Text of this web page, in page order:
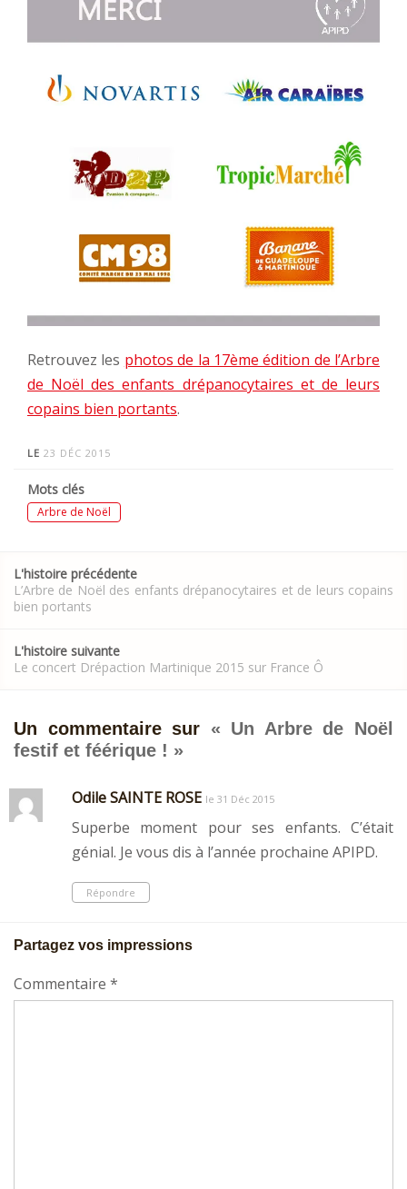
Retrouvez les photos de la 17ème édition de l’Arbre
de Noël des enfants drépanocytaires et de leurs
copains bien portants.
LE 23 DÉC 2015
Mots clés
Arbre de Noël
navigation
L'histoire précédente
L’Arbre de Noël des enfants drépanocytaires et de leurs copains
bien portants
L'histoire suivante
Le concert Drépaction Martinique 2015 sur France Ô
Un commentaire sur « Un Arbre de Noël
festif et féérique ! »
Odile SAINTE ROSE le 31 Déc 2015
Superbe moment pour ses enfants. C’était
génial. Je vous dis à l’année prochaine APIPD.
Répondre
Partagez vos impressions
Commentaire *